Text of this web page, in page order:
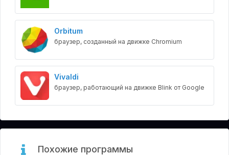
Orbitum
браузер, созданный на движке Chromium
Vivaldi
браузер, работающий на движке Blink от Google
Похожие программы